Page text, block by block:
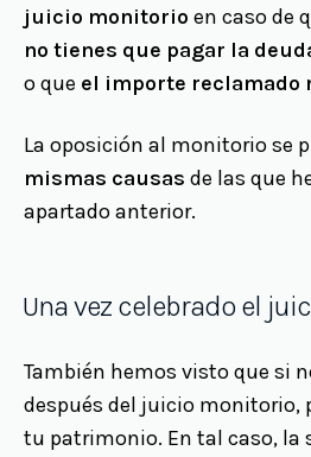
juicio monitorio en caso de
no tienes que pagar la
o que el importe reclamado
La oposición al monitorio se
mismas causas de las que
apartado anterior.
Una vez celebrado el
También hemos visto que si
después del juicio monitorio,
tu patrimonio. En tal caso, la